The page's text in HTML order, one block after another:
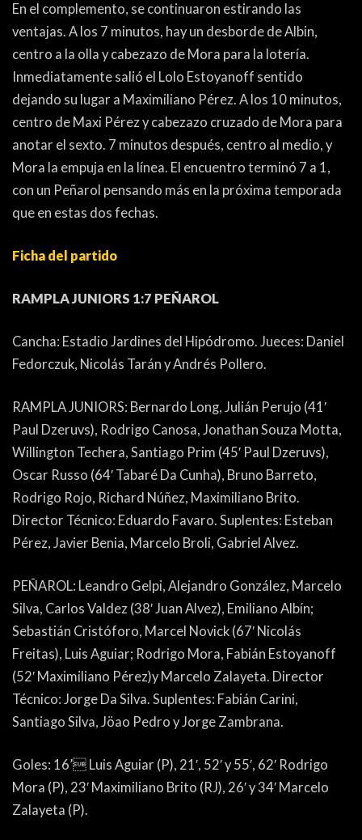
En el complemento, se continuaron estirando las
ventajas. A los 7 minutos, hay un desborde de Albin,
centro a la olla y cabezazo de Mora para la lotería.
Inmediatamente salió el Lolo Estoyanoff sentido
dejando su lugar a Maximiliano Pérez. A los 10 minutos,
centro de Maxi Pérez y cabezazo cruzado de Mora para
anotar el sexto. 7 minutos después, centro al medio, y
Mora la empuja en la línea. El encuentro terminó 7 a 1,
con un Peñarol pensando más en la próxima temporada
que en estas dos fechas.
Ficha del partido
RAMPLA JUNIORS 1:7 PEÑAROL
Cancha: Estadio Jardines del Hipódromo. Jueces: Daniel
Fedorczuk, Nicolás Tarán y Andrés Pollero.
RAMPLA JUNIORS: Bernardo Long, Julián Perujo (41′
Paul Dzeruvs), Rodrigo Canosa, Jonathan Souza Motta,
Willington Techera, Santiago Prim (45′ Paul Dzeruvs),
Oscar Russo (64′ Tabaré Da Cunha), Bruno Barreto,
Rodrigo Rojo, Richard Núñez, Maximiliano Brito.
Director Técnico: Eduardo Favaro. Suplentes: Esteban
Pérez, Javier Benia, Marcelo Broli, Gabriel Alvez.
PEÑAROL: Leandro Gelpi, Alejandro González, Marcelo
Silva, Carlos Valdez (38′ Juan Alvez), Emiliano Albín;
Sebastián Cristóforo, Marcel Novick (67′ Nicolás
Freitas), Luis Aguiar; Rodrigo Mora, Fabián Estoyanoff
(52′ Maximiliano Pérez)y Marcelo Zalayeta. Director
Técnico: Jorge Da Silva. Suplentes: Fabián Carini,
Santiago Silva, Jöao Pedro y Jorge Zambrana.
Goles: 16’ Luis Aguiar (P), 21′, 52′ y 55′, 62′ Rodrigo
Mora (P), 23′ Maximiliano Brito (RJ), 26′ y 34′ Marcelo
Zalayeta (P).